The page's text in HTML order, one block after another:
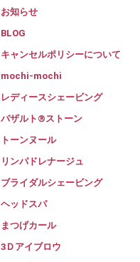
お知らせ
BLOG
キャンセルポリシーについて
mochi-mochi
レディースシェービング
バザルト®ストーン
トーンヌール
リンパドレナージュ
ブライダルシェービング
ヘッドスパ
まつげカール
3Ｄアイブロウ